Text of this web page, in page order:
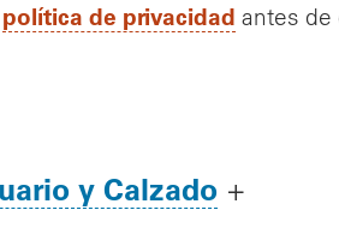
política de privacidad antes de
y Calzado +